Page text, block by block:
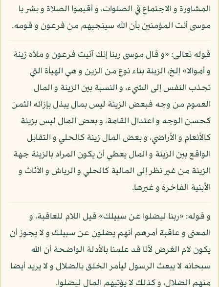
المشاورة و الاجتماع في الصلوات، و أقيموا الصلاة و بشر يا
موسى أنت المؤمنين بأن الله سينجيهم من فرعون و قومه.
قوله تعالى: «و قال موسى ربنا إنك آتيت فرعون و ملأه زينة
و أموالا» إلخ، الزينة بناء نوع من الزين و هي الهيأة التي
تجذب النفس إلى الشيء، و النسبة بين الزينة و المال
العموم من وجه فبعض الزينة ليس بمال يبذل بإزائه الثمن
كحسن الوجه و اعتدال القامة، و بعض المال ليس بزينة
كالأنعام و الأراضي، و بعض المال زينة كالحلي و التقابل
الواقع بين الزينة و المال يعطي أن يكون المراد بالزينة جهة
الزينة من غير نظر إلى المالية كالحلي و الرياش و الأثاث و
الأبنية الفاخرة و غيرها.
و قوله: «ربنا ليضلوا عن سبيلك» قيل اللام للعاقبة، و
المعنى و عاقبة أمرهم أنهم يضلون عن سبيلك و لا يجوز أن
يكون لام الغرض لأنا قد علمنا بالأدلة الواضحة أن الله
سبحانه لا يبعث الرسول ليأمر الخلق بالضلال و لا يريد أيضا
منهم الضلال، و كذلك لا يؤتيهم المال ليضلوا.